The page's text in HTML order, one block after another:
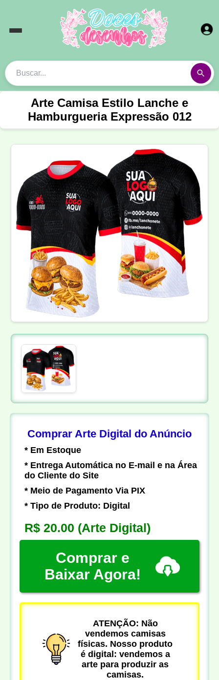
Arte Camisa Estilo Lanche e
Hamburgueria Expressão 012
Comprar Arte Digital do Anúncio
* Em Estoque
* Entrega Automática no E-mail e na Área
do Cliente do Site
* Meio de Pagamento Via PIX
* Tipo de Produto: Digital
R$ 20.00 (Arte Digital)
Comprar e
Baixar Agora!
ATENÇÃO: Não
vendemos camisas
físicas. Nosso produto
é digital: vendemos a
arte para produzir as
camisas.